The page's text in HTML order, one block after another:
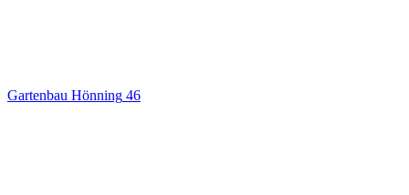
Gartenbau Hönning 46